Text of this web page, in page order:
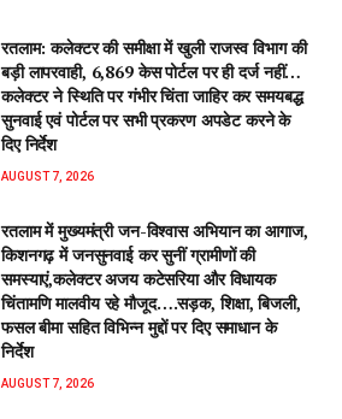
रतलाम: कलेक्टर की समीक्षा में खुली राजस्व विभाग की
बड़ी लापरवाही, 6,869 केस पोर्टल पर ही दर्ज नहीं…
कलेक्टर ने स्थिति पर गंभीर चिंता जाहिर कर समयबद्ध
सुनवाई एवं पोर्टल पर सभी प्रकरण अपडेट करने के
दिए निर्देश
AUGUST 7, 2026
रतलाम में मुख्यमंत्री जन-विश्वास अभियान का आगाज,
किशनगढ़ में जनसुनवाई कर सुनीं ग्रामीणों की
समस्याएं,कलेक्टर अजय कटेसरिया और विधायक
चिंतामणि मालवीय रहे मौजूद….सड़क, शिक्षा, बिजली,
फसल बीमा सहित विभिन्न मुद्दों पर दिए समाधान के
निर्देश
AUGUST 7, 2026